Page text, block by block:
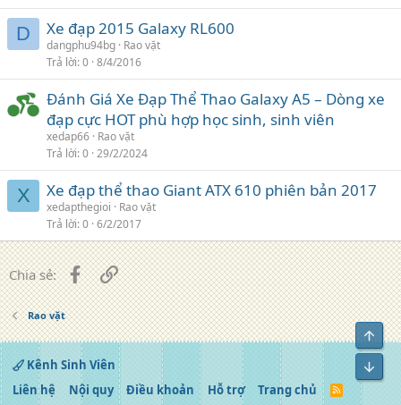
D Xe đạp 2015 Galaxy RL600
dangphu94bg Rao vặt
Trả lời 0 8/4/2016
Đánh Giá Xe Đạp Thể Thao Galaxy A5 – Dòng xe
đạp cực HOT phù hợp học sinh, sinh viên
xedap66 Rao vặt
Trả lời 0 29/2/2024
X Xe đạp thể thao Giant ATX 610 phiên bản 2017
xedapthegioi
Rao vặt
Trả lời 0 6/2/2017
Chia sẻ: FacebookLiên kết
Rao vặt
Kênh Sinh Viên
Liên hệ
Nội quy Điều khoản Hỗ trợ Trang chủ
R
Top